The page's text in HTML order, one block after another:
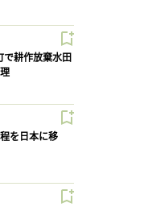
で耕作放棄水田
を日本に移